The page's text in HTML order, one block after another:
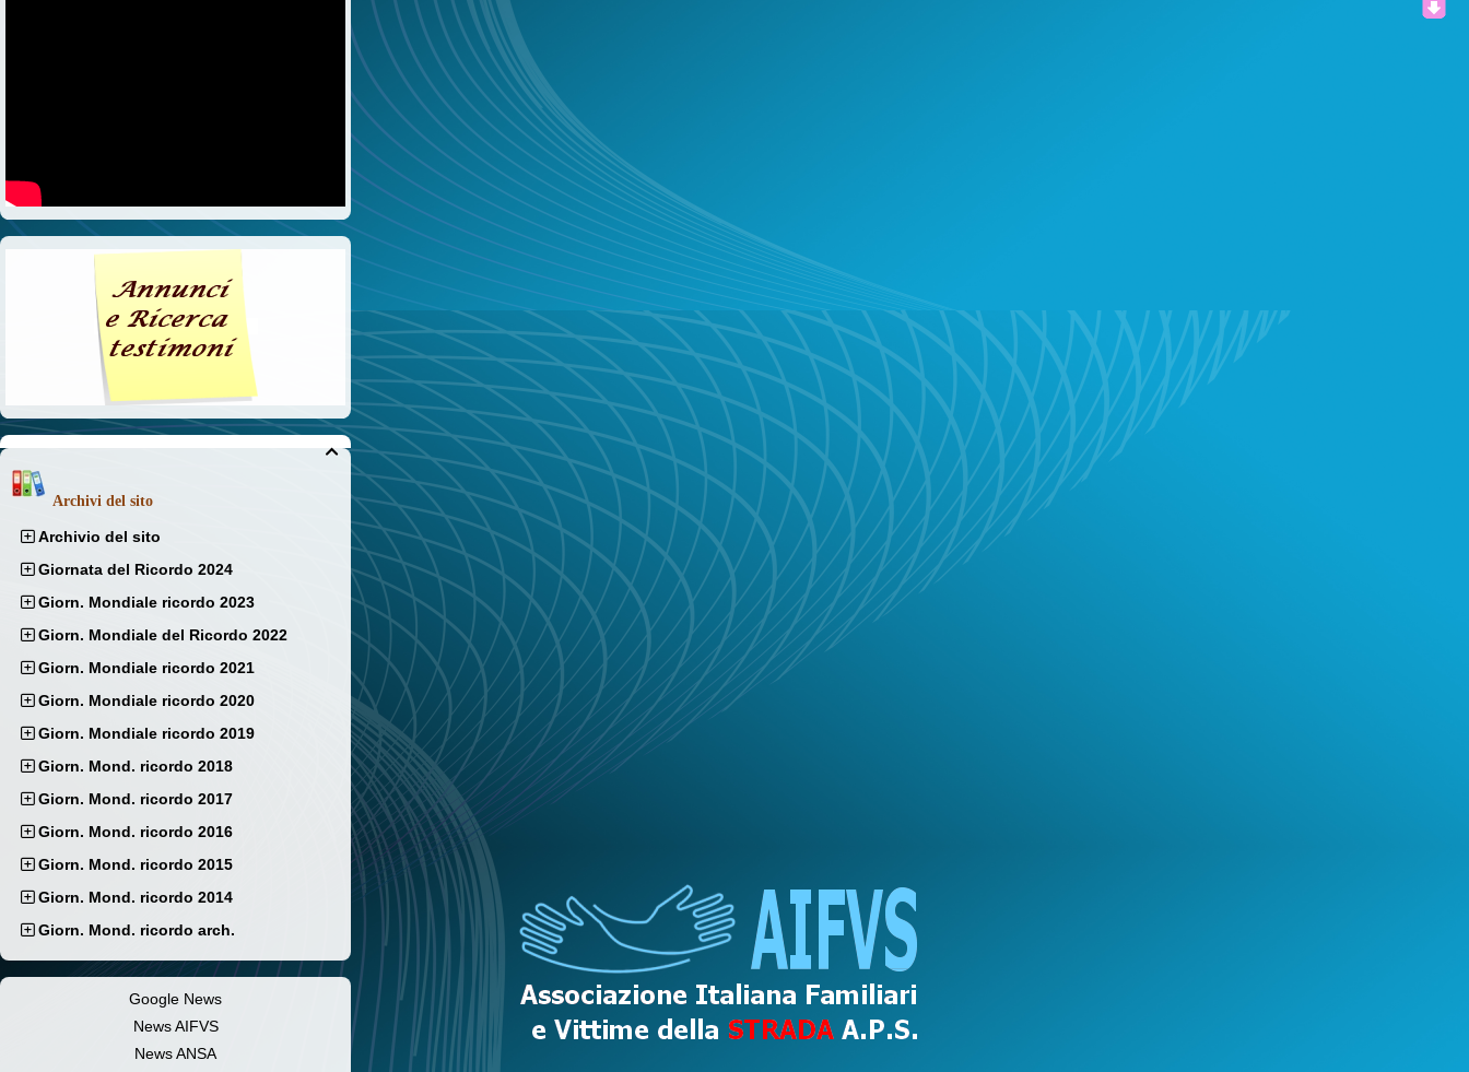

Archivi del sito
Archivio del sito
Giornata del Ricordo 2024
Giorn. Mondiale ricordo 2023
Giorn. Mondiale del Ricordo 2022
Giorn. Mondiale ricordo 2021
Giorn. Mondiale ricordo 2020
Giorn. Mondiale ricordo 2019
Giorn. Mond. ricordo 2018
Giorn. Mond. ricordo 2017
Giorn. Mond. ricordo 2016
Giorn. Mond. ricordo 2015
Giorn. Mond. ricordo 2014
Giorn. Mond. ricordo arch.
Google News
News AIFVS
News ANSA